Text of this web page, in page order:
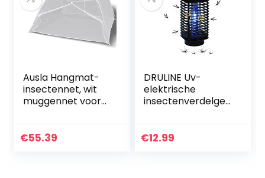
Ausla Hangmat-
insectennet, wit
muggennet voor
€55.39
DRULINE Uv-
elektrische
insectenverdelger,
insectenbescherm
€12.99